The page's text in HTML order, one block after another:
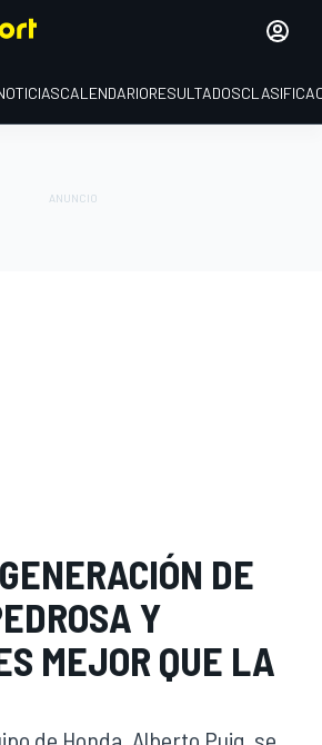
CALENDARIORESULTADOS
DE
Y
MEJOR QUE LA